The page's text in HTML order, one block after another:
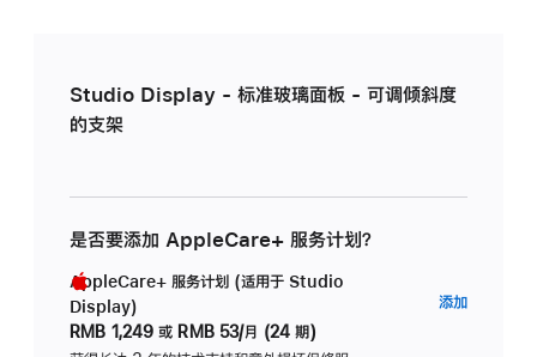
Studio Display - 标准玻璃面板 - 可调倾斜度
的支架
是否要添加 AppleCare+ 服务计划？
AppleCare+ 服务计划 (适用于 Studio
Display)
RMB 1,249 或 RMB 53/月 (24 期)
添加